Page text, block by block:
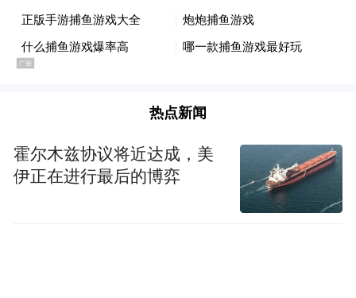
不仅结识了新伙伴，还看到了机器狗和动画
热点新闻
霍尔木兹协议将近达成，美
伊正在进行最后的博弈